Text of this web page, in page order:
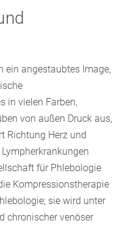
ein angestaubtes Image,
in vielen Farben,
von außen Druck aus,
Richtung Herz und
für Phlebologie
Kompressionstherapie
sie wird unter
chronischer venöser